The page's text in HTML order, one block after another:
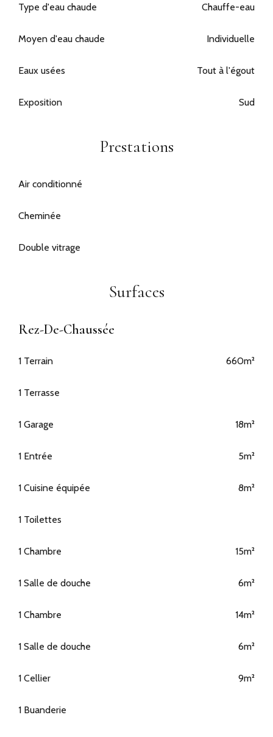
Type d'eau chaude Chauffe-eau
Moyen d'eau chaude Individuelle
Eaux usées Tout à l'égout
Exposition Sud
Prestations
Air conditionné
Cheminée
Double vitrage
Surfaces
Rez-De-Chaussée
1 Terrain 660m²
1 Terrasse
1 Garage 18m²
1 Entrée 5m²
1 Cuisine équipée 8m²
1 Toilettes
1 Chambre 15m²
1 Salle de douche 6m²
1 Chambre 14m²
1 Salle de douche 6m²
1 Cellier 9m²
1 Buanderie